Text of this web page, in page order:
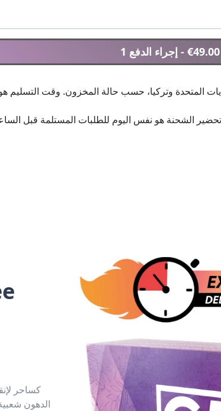
- إجراء الدفع
الدهون